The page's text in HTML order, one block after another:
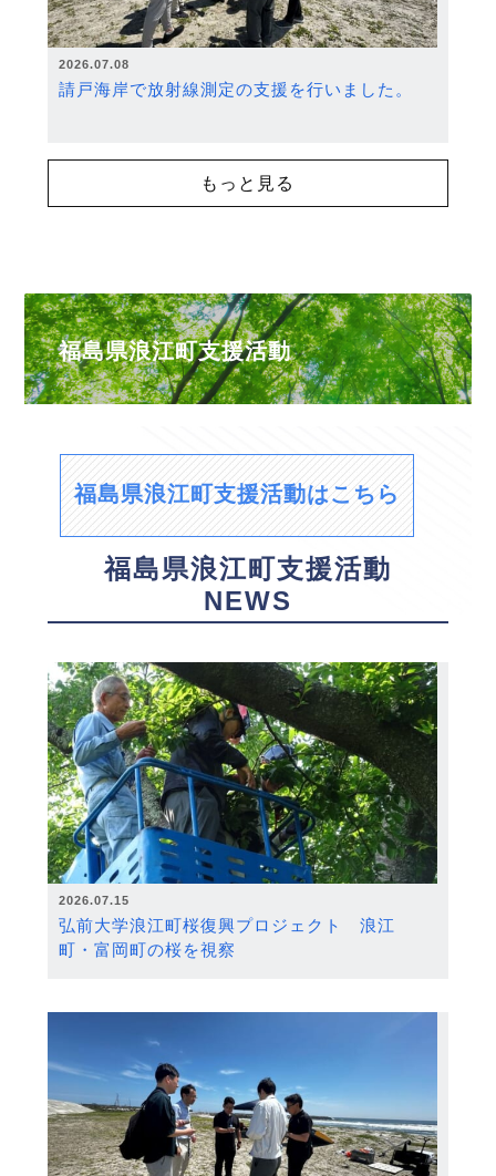
2026.07.08
請戸海岸で放射線測定の支援を行いました。
もっと見る
福島県浪江町支援活動
福島県浪江町支援活動はこちら
福島県浪江町支援活動
NEWS
2026.07.15
弘前大学浪江町桜復興プロジェクト 浪江
町・富岡町の桜を視察